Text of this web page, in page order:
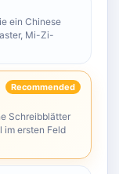
ein Chinese
Mi-Zi-
Recommended
Schreibblätter
im ersten Feld